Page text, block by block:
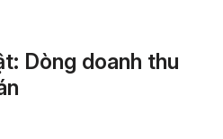
Dòng doanh thu